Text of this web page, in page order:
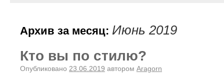
Архив за месяц: Июнь 2019
Кто вы по стилю?
Опубликовано 23.06.2019 автором Aragorn